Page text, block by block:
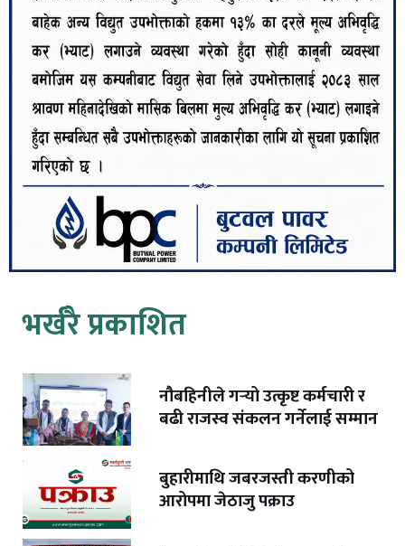
भर्खरै प्रकाशित
नौबहिनीले गर्‍यो उत्कृष्ट कर्मचारी र
बढी राजस्व संकलन गर्नेलाई सम्मान
बुहारीमाथि जबरजस्ती करणीको
आरोपमा जेठाजु पक्राउ